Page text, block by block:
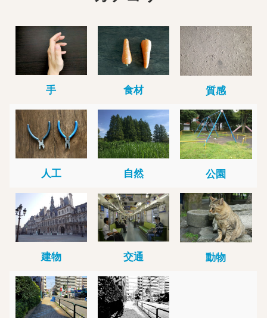
手 食材 質感
人工 自然 公園
建物 交通 動物